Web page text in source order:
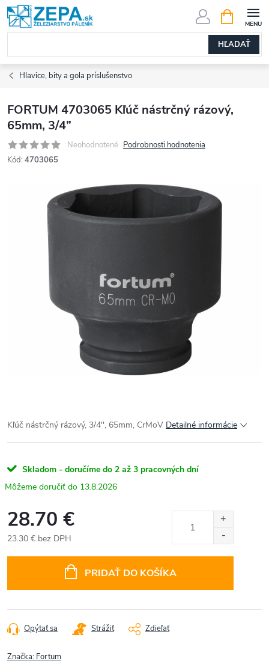
Prejsť
na
obsah
HĽADAŤ
KOŠÍK
Hlavice, bity a gola príslušenstvo
FORTUM 4703065 Kľúč nástrčný rázový,
65mm, 3/4”
Neohodnotené Podrobnosti hodnotenia
Kód: 4703065
Kľúč nástrčný rázový, 3/4'', 65mm, CrMoV Detailné informácie
Skladom - doručíme do 2 až 3 pracovných dní
13.8.2026
28.70 €
23.30 € bez DPH
PRIDAŤ DO KOŠÍKA
Opýtať sa Strážiť Zdieľať
Značka: Fortum